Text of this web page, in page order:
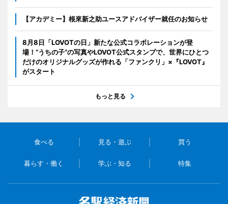
【アカデミー】根來新之助ユースアドバイザー就任のお知らせ
8月8日「LOVOTの日」新たな公式コラボレーションが登
場！“うちの子”の写真やLOVOT公式スタンプで、世界にひとつ
だけのオリジナルグッズが作れる「ファンクリ」×『LOVOT』
がスタート
もっと見る
食べる 見る・遊ぶ 買う
暮らす・働く 学ぶ・知る 特集